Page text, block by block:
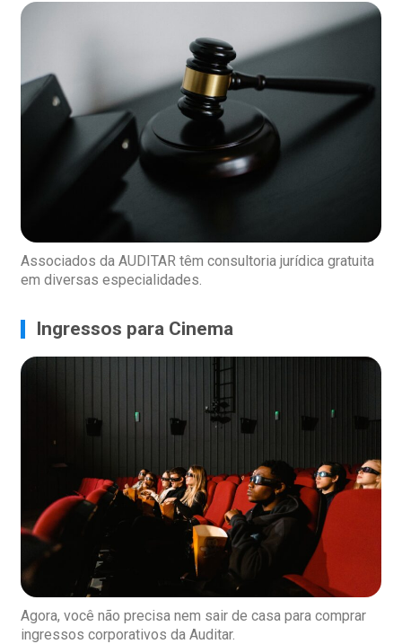
Associados da AUDITAR têm consultoria jurídica gratuita
em diversas especialidades.
Ingressos para Cinema
Agora, você não precisa nem sair de casa para comprar
ingressos corporativos da Auditar.